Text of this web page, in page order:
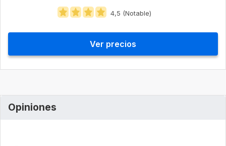
4,5 (Notable)
Ver precios
Opiniones